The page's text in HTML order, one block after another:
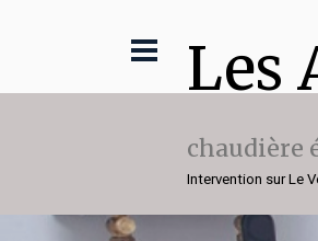
Les
chaudière
Intervention sur Le